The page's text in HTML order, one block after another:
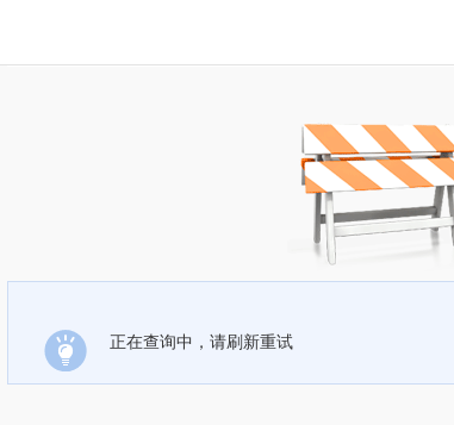
正在查询中，请刷新重试